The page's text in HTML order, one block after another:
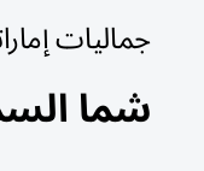
جماليات
شما